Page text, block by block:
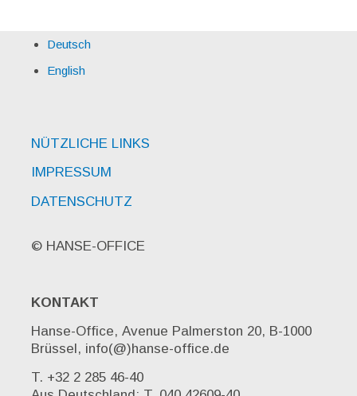
Deutsch
English
NÜTZLICHE LINKS
IMPRESSUM
DATENSCHUTZ
© HANSE-OFFICE
KONTAKT
Hanse-Office, Avenue Palmerston 20, B-1000
Brüssel, info(@)hanse-office.de
T. +32 2 285 46-40